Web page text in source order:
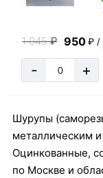
1 045₽ 950 ₽ /
- +
Шурупы
металлическим
Оцинкованные,
по Москве и